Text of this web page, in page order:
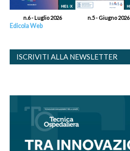
n.6 - Luglio 2026 n.5 - Giugno 2026
Edicola Web
ISCRIVITI ALLA NEWSLETTER